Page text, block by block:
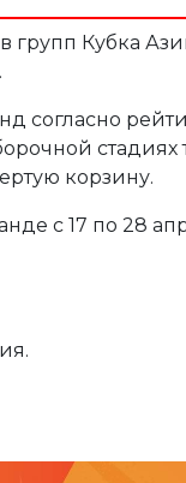
Кубка
согласно
стадиях
корзину.
с 17 по 28